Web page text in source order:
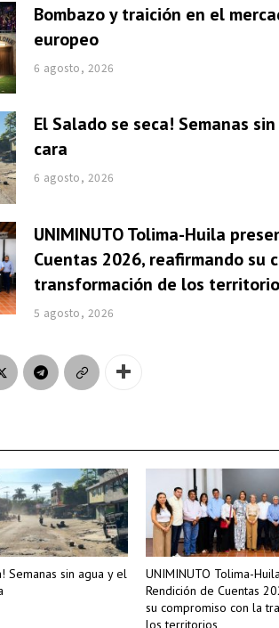
Bombazo y traición en el
europeo
6 agosto, 2026
El Salado se seca! Semanas
cara
6 agosto, 2026
UNIMINUTO Tolima-Huila
Cuentas 2026, reafirmando su
transformación de los
5 agosto, 2026
Semanas sin agua y el
UNIMINUTO Tolima-
Rendición de Cuentas
su compromiso con la
los territorios